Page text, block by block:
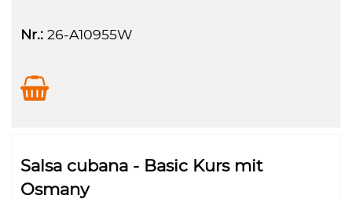
Nr.: 26-A10955W
Salsa cubana - Basic Kurs mit
Osmany